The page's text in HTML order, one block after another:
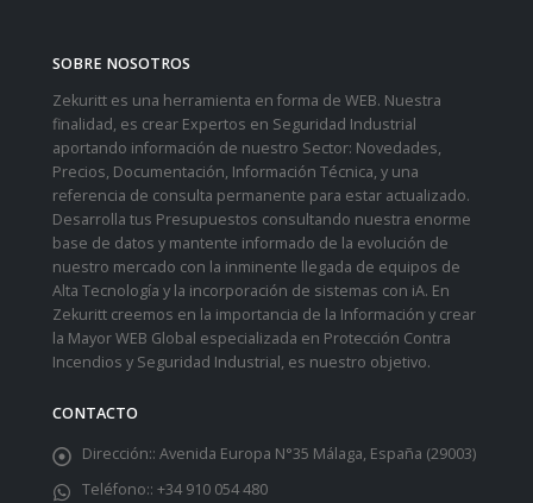
SOBRE NOSOTROS
Zekuritt es una herramienta en forma de WEB. Nuestra
finalidad, es crear Expertos en Seguridad Industrial
aportando información de nuestro Sector: Novedades,
Precios, Documentación, Información Técnica, y una
referencia de consulta permanente para estar actualizado.
Desarrolla tus Presupuestos consultando nuestra enorme
base de datos y mantente informado de la evolución de
nuestro mercado con la inminente llegada de equipos de
Alta Tecnología y la incorporación de sistemas con iA. En
Zekuritt creemos en la importancia de la Información y crear
la Mayor WEB Global especializada en Protección Contra
Incendios y Seguridad Industrial, es nuestro objetivo.
CONTACTO
Dirección:: Avenida Europa N°35 Málaga, España (29003)
Teléfono:: +34 910 054 480